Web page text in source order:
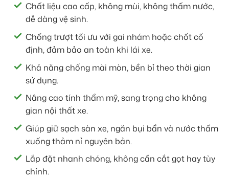
Chất liệu cao cấp, không mùi, không thấm nước,
dễ dàng vệ sinh.
Chống trượt tối ưu với gai nhám hoặc chốt cố
định, đảm bảo an toàn khi lái xe.
Khả năng chống mài mòn, bền bỉ theo thời gian
sử dụng.
Nâng cao tính thẩm mỹ, sang trọng cho không
gian nội thất xe.
Giúp giữ sạch sàn xe, ngăn bụi bẩn và nước thấm
xuống thảm nỉ nguyên bản.
Lắp đặt nhanh chóng, không cần cắt gọt hay tùy
chỉnh.